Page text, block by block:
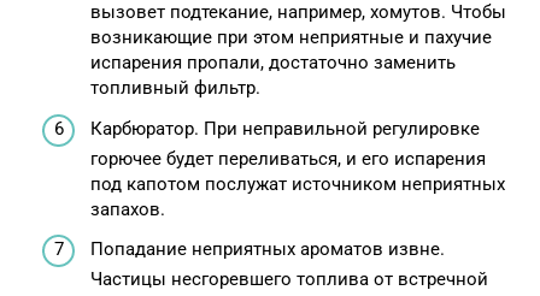
вызовет подтекание, например, хомутов. Чтобы
возникающие при этом неприятные и пахучие
испарения пропали, достаточно заменить
топливный фильтр.
Карбюратор. При неправильной регулировке
горючее будет переливаться, и его испарения
под капотом послужат источником неприятных
запахов.
Попадание неприятных ароматов извне.
Частицы несгоревшего топлива от встречной